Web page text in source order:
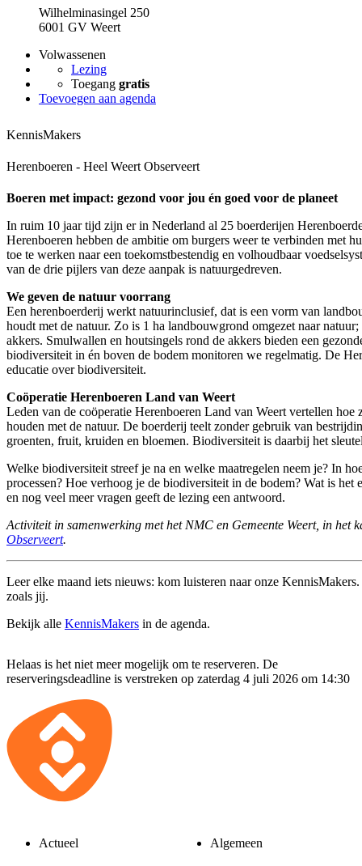
Wilhelminasingel 250
6001 GV Weert
Volwassenen
Lezing
Toegang gratis
Toevoegen aan agenda
KennisMakers
Herenboeren - Heel Weert Observeert
Boeren met impact: gezond voor jou én goed voor de planeet
In ruim 10 jaar tijd zijn er in Nederland al 25 boerderijen
Herenboeren hebben de ambitie om burgers weer te verbinden met
toe te werken naar een toekomstbestendig en volhoudbaar
van de drie pijlers van deze aanpak is natuurgedreven.
We geven de natuur voorrang
Een herenboerderij werkt natuurinclusief, dat is een vorm van
houdt met de natuur. Zo is 1 ha landbouwgrond omgezet naar
akkers. Smulwallen en houtsingels rond de akkers bieden een
biodiversiteit in én boven de bodem monitoren we regelmatig. De
educatie over biodiversiteit.
Coöperatie Herenboeren Land van Weert
Leden van de coöperatie Herenboeren Land van Weert vertellen
houden met de natuur. De boerderij teelt zonder gebruik van
groenten, fruit, kruiden en bloemen. Biodiversiteit is daarbij het
Welke biodiversiteit streef je na en welke maatregelen neem je? In
processen? Hoe verhoog je de biodiversiteit in de bodem? Wat is het
en nog veel meer vragen geeft de lezing een antwoord.
Activiteit in samenwerking met het NMC en Gemeente Weert, in het
Observeert.
Leer elke maand iets nieuws: kom luisteren naar onze
zoals jij.
Bekijk alle KennisMakers in de agenda.
Helaas is het niet meer mogelijk om te reserveren. De
reserveringsdeadline is verstreken op zaterdag 4 juli 2026 om 14:30
Actueel Algemeen